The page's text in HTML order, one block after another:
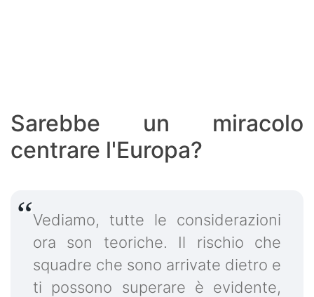
Sarebbe un miracolo
centrare l'Europa?
Vediamo, tutte le considerazioni
ora son teoriche. Il rischio che
squadre che sono arrivate dietro e
ti possono superare è evidente,